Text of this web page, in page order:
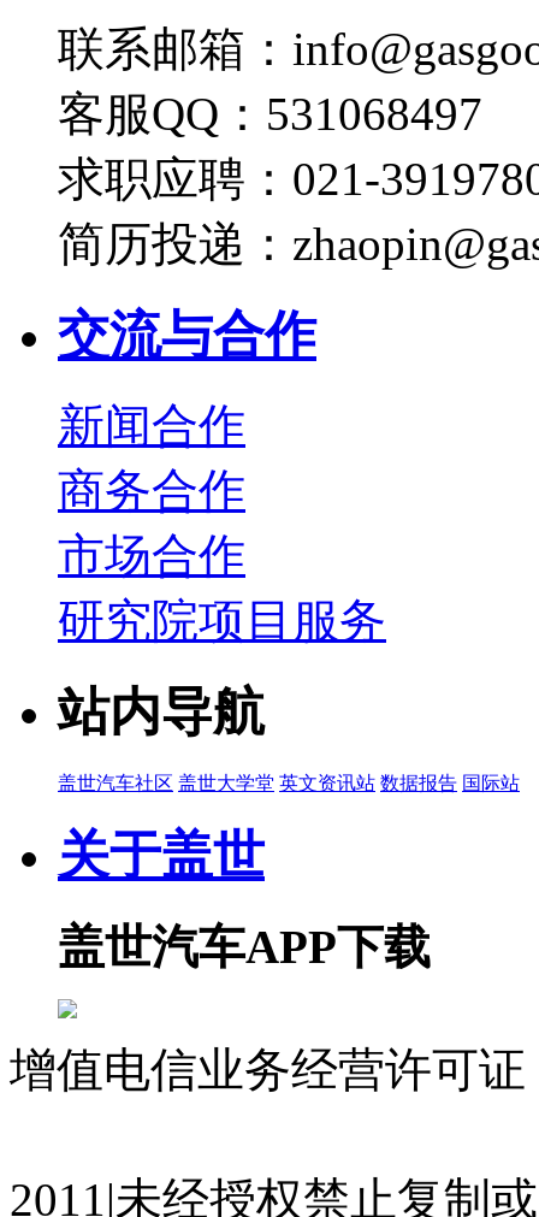
联系邮箱：
客服QQ：531068497
求职应聘：021-
简历投递：
交流与合作
新闻合作
商务合作
市场合作
研究院项目服务
站内导航
盖世汽车社区 盖世大学堂 英文资讯站 数据报告 国际站
关于盖世
盖世汽车APP下载
增值电信业务经营许可
2011|未经授权禁止复制